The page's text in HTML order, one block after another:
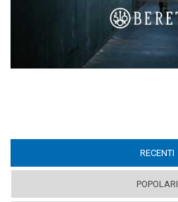
RECENTI
POPOLARI